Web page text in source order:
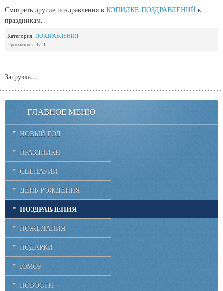
Смотреть другие поздравления в КОПИЛКЕ ПОЗДРАВЛЕНИЙ к
праздникам.
Категория: ПОЗДРАВЛЕНИЯ
Просмотров: 4711
Загрузка...
ГЛАВНОЕ МЕНЮ
НОВЫЙ ГОД
ПРАЗДНИКИ
СЦЕНАРИИ
ДЕНЬ РОЖДЕНИЯ
ПОЗДРАВЛЕНИЯ
ПОЖЕЛАНИЯ
ПОДАРКИ
ЮМОР
НОВОСТИ